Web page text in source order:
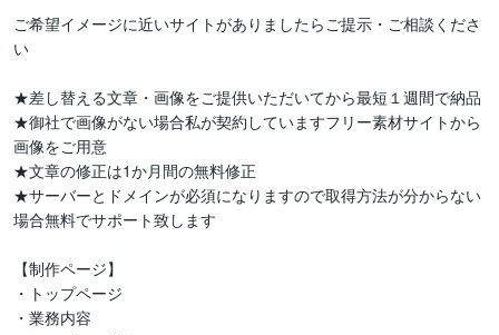
ご希望イメージに近いサイトがありましたらご提示・ご相談くださ
い
★差し替える文章・画像をご提供いただいてから最短１週間で納品
★御社で画像がない場合私が契約していますフリー素材サイトから
画像をご用意
★文章の修正は1か月間の無料修正
★サーバーとドメインが必須になりますので取得方法が分からない
場合無料でサポート致します
【制作ページ】
・トップページ
・業務内容